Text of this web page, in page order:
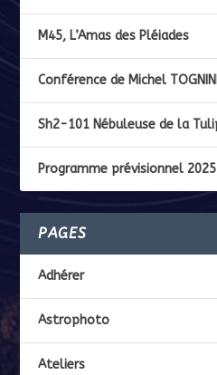
M45, L’Amas des Pléiades
Conférence de Michel TOGNINI
Sh2-101 Nébuleuse de la
Programme prévisionnel
PAGES
Adhérer
Astrophoto
Ateliers